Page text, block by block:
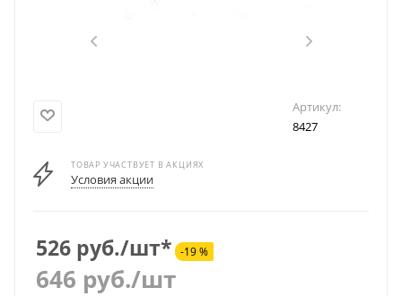
Артикул:
8427
ТОВАР УЧАСТВУЕТ В АКЦИЯХ
Условия акции
526 руб./шт* -19 %
646 руб./шт